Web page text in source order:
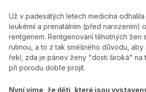
Už v padesátých letech medicína odhalila
leukémií a prenatálním (před narozením)
rentgenem. Rentgenování těhotných žen
rutinou, a to z tak směšného důvodu, aby
řekl, zda je pánev ženy "dosti široká" na
při porodu dobře projít.
Nyní víme, že děti, které jsou